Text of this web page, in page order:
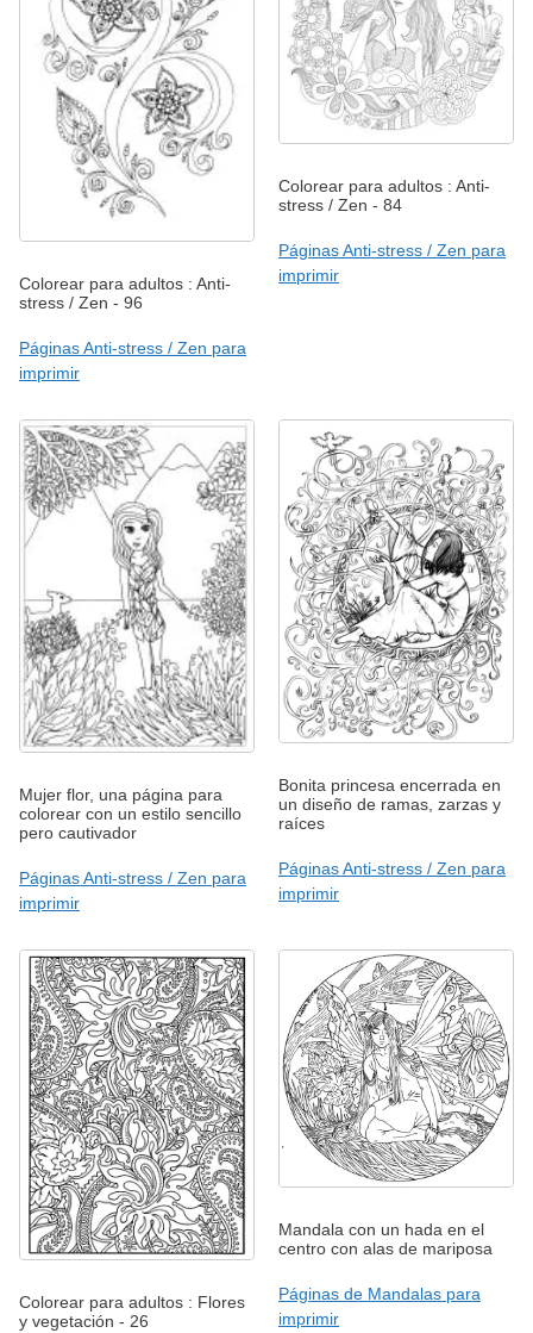
Colorear para adultos : Anti-
stress / Zen - 96
Páginas Anti-stress / Zen para
imprimir
Colorear para adultos : Anti-
stress / Zen - 84
Páginas Anti-stress / Zen para
imprimir
Mujer flor, una página para
colorear con un estilo sencillo
pero cautivador
Páginas Anti-stress / Zen para
imprimir
Bonita princesa encerrada en
un diseño de ramas, zarzas y
raíces
Páginas Anti-stress / Zen para
imprimir
Colorear para adultos : Flores
y vegetación - 26
Mandala con un hada en el
centro con alas de mariposa
Páginas de Mandalas para
imprimir